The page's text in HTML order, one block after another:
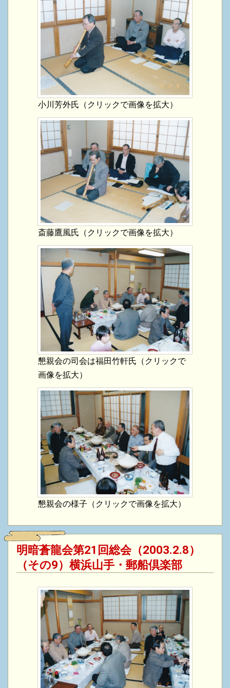
小川芳外氏（クリックで画像を拡大）
斎藤鷹風氏（クリックで画像を拡大）
懇親会の司会は福田竹軒氏（クリックで
画像を拡大）
懇親会の様子（クリックで画像を拡大）
明暗蒼龍会第21回総会（2003.2.8）
（その9）横浜山手・郵船倶楽部